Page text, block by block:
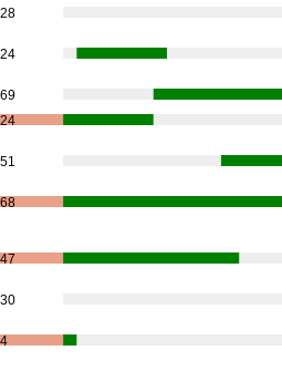
28
24
69
24
51
68
47
30
4